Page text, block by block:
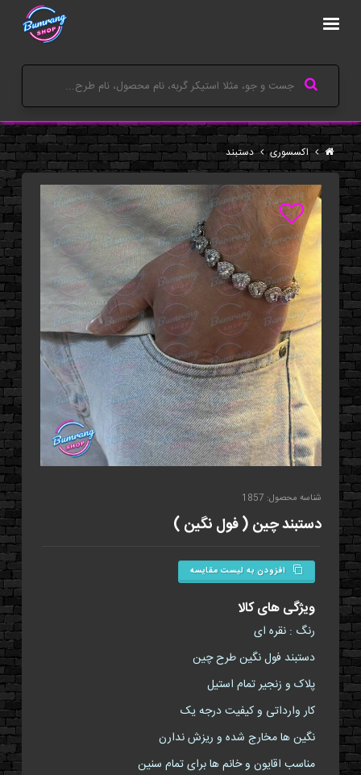
اکسسوری دستبند
شناسه محصول: 1857
دستبند چین ( فول نگین )
افزودن به لیست مقایسه
ویژگی های کالا
رنگ : نقره ای
دستبند فول نگین طرح چین
پلاک و زنجیر تمام استیل
کار وارداتی و کیفیت درجه یک
نگین ها مخارج شده و ریزش ندارن
مناسب اقایون و خانم ها برای تمام سنین